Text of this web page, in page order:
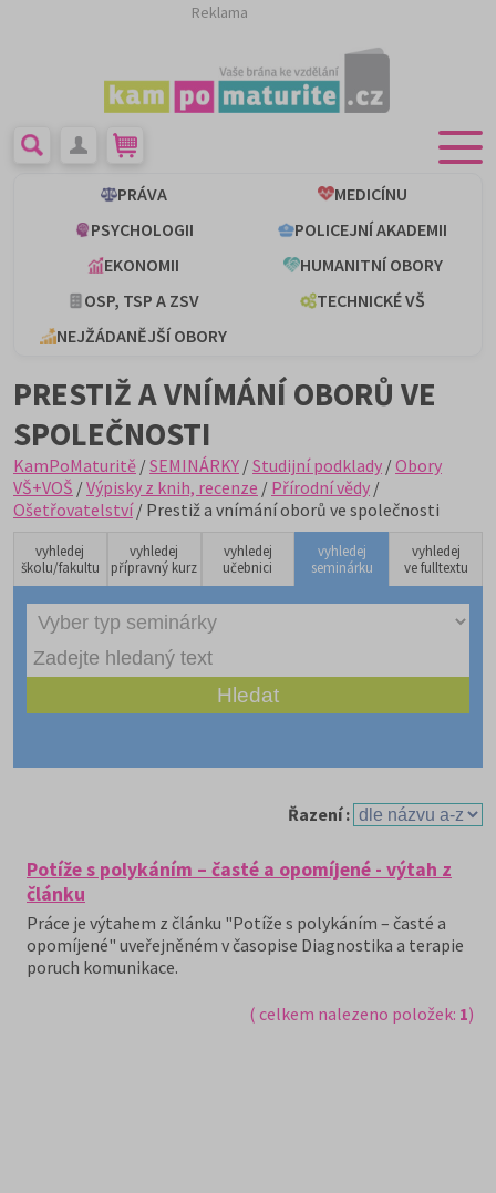
Reklama
PRÁVA
MEDICÍNU
PSYCHOLOGII
POLICEJNÍ AKADEMII
EKONOMII
HUMANITNÍ OBORY
OSP, TSP A ZSV
TECHNICKÉ VŠ
NEJŽÁDANĚJŠÍ OBORY
PRESTIŽ A VNÍMÁNÍ OBORŮ VE
SPOLEČNOSTI
KamPoMaturitě /SEMINÁRKY /Studijní podklady /Obory
VŠ+VOŠ /Výpisky z knih, recenze / Přírodní vědy /
Ošetřovatelství/ Prestiž a vnímání oborů ve společnosti
vyhledej
školu/fakultu
vyhledej
přípravný kurz
vyhledej
učebnici
vyhledej
seminárku
vyhledej
ve fulltextu
Řazení :
Potíže s polykáním – časté a opomíjené - výtah z
článku
Práce je výtahem z článku "Potíže s polykáním – časté a
opomíjené" uveřejněném v časopise Diagnostika a terapie
poruch komunikace.
( celkem nalezeno položek: 1)